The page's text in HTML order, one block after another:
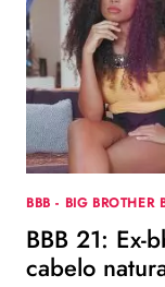
BBB - BIG BROTHER
BBB 21: Ex-
cabelo